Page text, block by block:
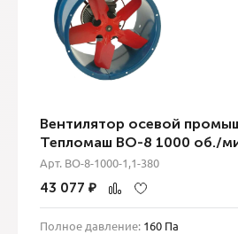
Вентилятор осевой
Тепломаш ВО-8 1000 об./
Арт. ВО-8-1000-1,1-380
43 077 ₽
Полное давление: 160 Па